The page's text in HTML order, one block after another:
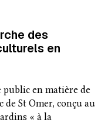
des
en
public en matière de
St Omer, conçu au
« à la